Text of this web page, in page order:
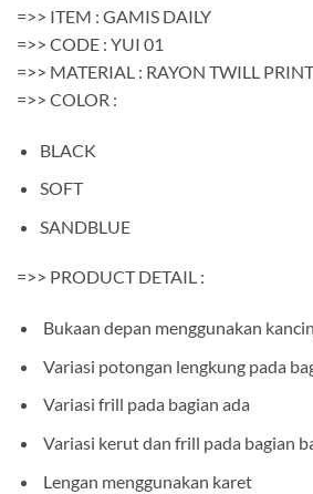
=>> ITEM : GAMIS DAILY
=>> CODE : YUI 01
=>> MATERIAL : RAYON TWILL
=>> COLOR :
BLACK
SOFT
SANDBLUE
=>> PRODUCT DETAIL :
Bukaan depan menggunakan
Variasi potongan lengkung pada
Variasi frill pada bagian ada
Variasi kerut dan frill pada bagian
Lengan menggunakan karet